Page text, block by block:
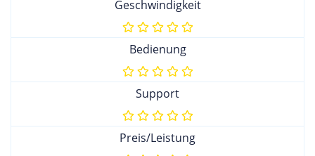
Geschwindigkeit
Bedienung
Support
Preis/Leistung